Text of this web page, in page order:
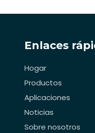
Enlaces
Hogar
Productos
Aplicaciones
Noticias
Sobre nosotros